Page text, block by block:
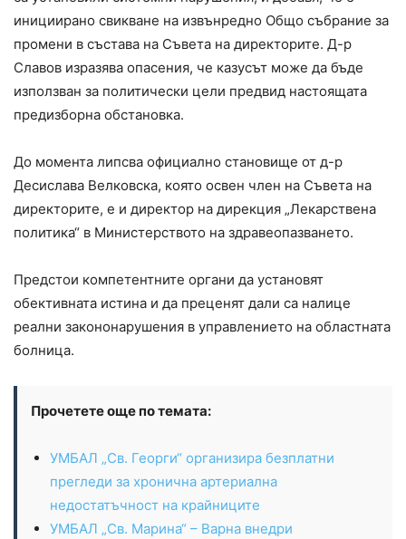
инициирано свикване на извънредно Общо събрание за
промени в състава на Съвета на директорите. Д-р
Славов изразява опасения, че казусът може да бъде
използван за политически цели предвид настоящата
предизборна обстановка.
До момента липсва официално становище от д-р
Десислава Велковска, която освен член на Съвета на
директорите, е и директор на дирекция „Лекарствена
политика“ в Министерството на здравеопазването.
Предстои компетентните органи да установят
обективната истина и да преценят дали са налице
реални закононарушения в управлението на областната
болница.
Прочетете още по темата:
УМБАЛ „Св. Георги“ организира безплатни
прегледи за хронична артериална
недостатъчност на крайниците
УМБАЛ „Св. Марина“ – Варна внедри